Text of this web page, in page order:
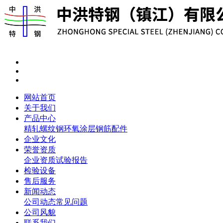
网站首页
关于我们
产品中心
精轧螺纹钢环氧涂层钢筋配件
企业文化
荣誉资质
企业资质试验报告
检验设备
售后服务
新闻动态
公司动态常见问题
公司风貌